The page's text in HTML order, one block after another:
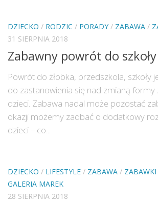
DZIECKO / RODZIC / PORADY / ZABAWA /
31 SIERPNIA 2018
Zabawny powrót do szkoły
Powrót do żłobka, przedszkola, szkoły
do zastanowienia się nad zmianą formy
dzieci. Zabawa nadal może pozostać
okazji możemy zadbać o dodatkowy
dzieci – co...
DZIECKO / LIFESTYLE / ZABAWA /
GALERIA MAREK
28 SIERPNIA 2018